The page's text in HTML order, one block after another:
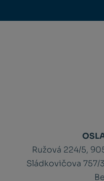
Ružová 224/5,
Sládkovičova 757/